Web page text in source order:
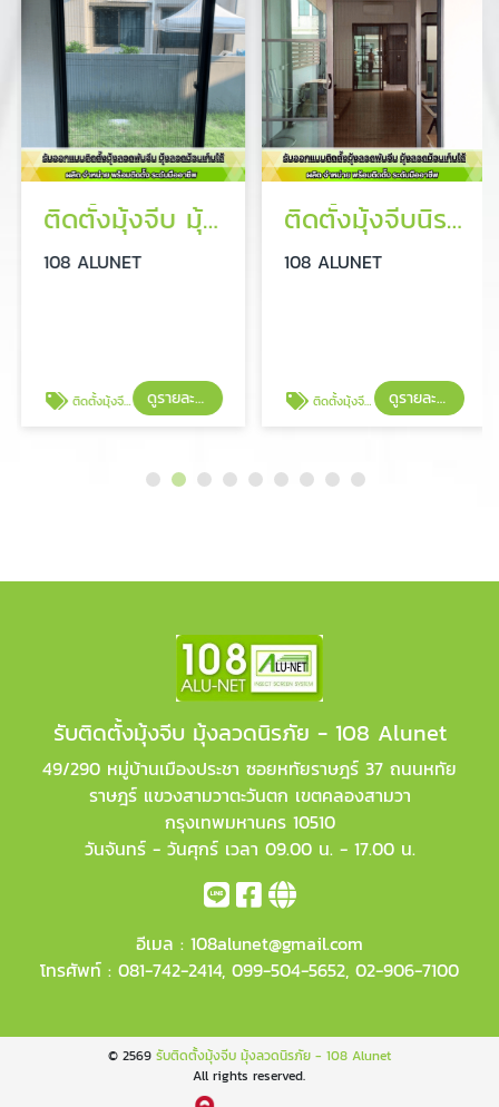
ติดตั้งมุ้งจีบ มุ้งม้วน
108 ALUNET
ติดตั้งมุ้งจีบ มุ้งม้วน ดูรายละเอียด
ติดตั้งมุ้งจีบนิรภัย
108 ALUNET
ติดตั้งมุ้งจีบนิรภัย ดูรายละเอียด
รับติดตั้งมุ้งจีบ มุ้งลวดนิรภัย - 108 Alunet
49/290 หมู่บ้านเมืองประชา ซอยหทัยราษฎร์ 37 ถนนหทัย
ราษฎร์ แขวงสามวาตะวันตก เขตคลองสามวา
กรุงเทพมหานคร 10510
วันจันทร์ - วันศุกร์ เวลา 09.00 น. - 17.00 น.
อีเมล : 108alunet@gmail.com
โทรศัพท์ : 081-742-2414, 099-504-5652, 02-906-7100
© 2569 รับติดตั้งมุ้งจีบ มุ้งลวดนิรภัย - 108 Alunet
All rights reserved.